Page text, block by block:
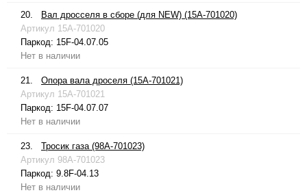
20.
Вал дросселя в сборе (для NEW) (15A-701020)
Артикул 15A-701020
Паркод: 15F-04.07.05
Нет в наличии
21.
Опора вала дроселя (15A-701021)
Артикул 15A-701021
Паркод: 15F-04.07.07
Нет в наличии
23.
Тросик газа (98A-701023)
Артикул 98A-701023
Паркод: 9.8F-04.13
Нет в наличии